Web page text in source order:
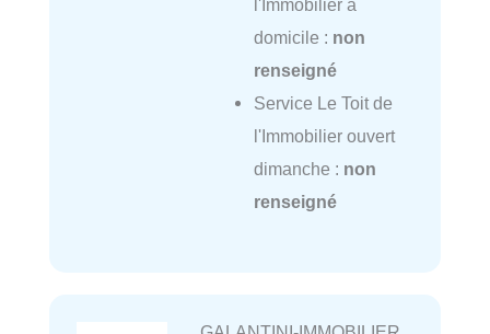
l'Immobilier à
domicile : non
renseigné
Service Le Toit de
l'Immobilier ouvert
dimanche : non
renseigné